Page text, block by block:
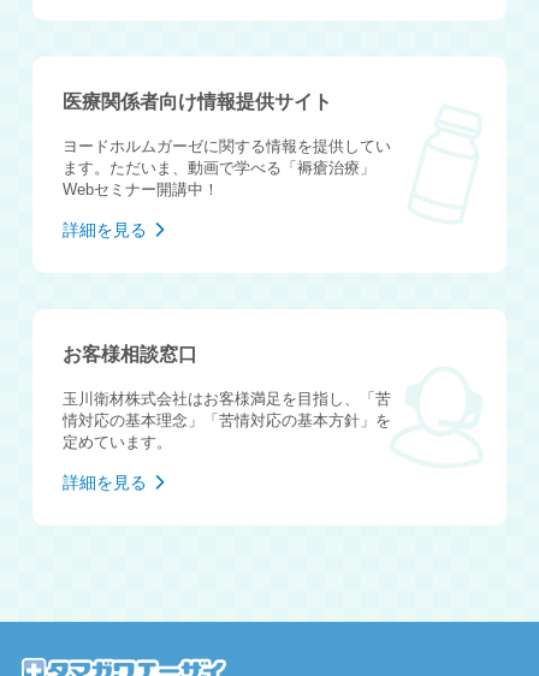
医療関係者向け情報提供サイト
ヨードホルムガーゼに関する情報を提供してい
ます。ただいま、動画で学べる「褥瘡治療」
Webセミナー開講中！
詳細を見る
お客様相談窓口
玉川衛材株式会社はお客様満足を目指し、「苦
情対応の基本理念」「苦情対応の基本方針」を
定めています。
詳細を見る